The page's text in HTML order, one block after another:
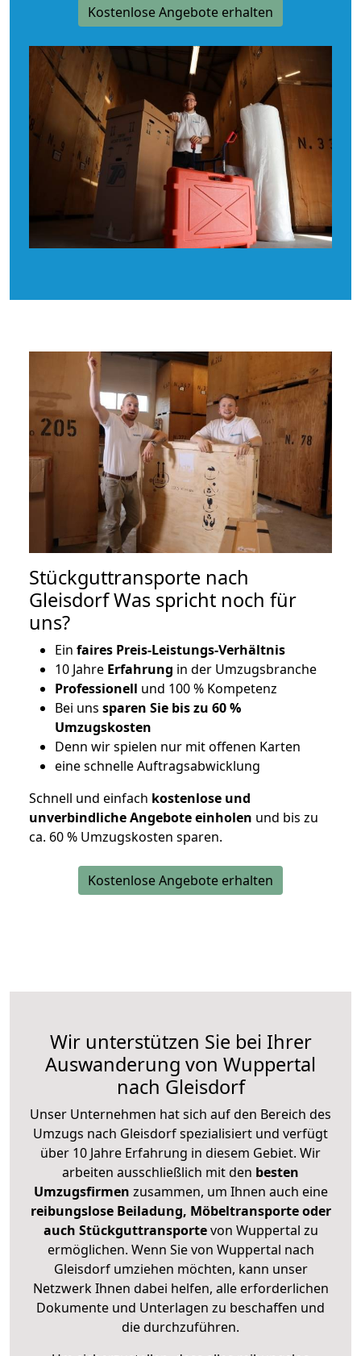
Kostenlose Angebote erhalten
Stückguttransporte nach
Gleisdorf Was spricht noch für
uns?
Ein faires Preis-Leistungs-Verhältnis
10 Jahre Erfahrung in der Umzugsbranche
Professionell und 100 % Kompetenz
Bei uns sparen Sie bis zu 60 %
Umzugskosten
Denn wir spielen nur mit offenen Karten
eine schnelle Auftragsabwicklung
Schnell und einfach kostenlose und
unverbindliche Angebote einholen und bis zu
ca. 60 % Umzugskosten sparen.
Kostenlose Angebote erhalten
Wir unterstützen Sie bei Ihrer
Auswanderung von Wuppertal
nach Gleisdorf
Unser Unternehmen hat sich auf den Bereich des
Umzugs nach Gleisdorf spezialisiert und verfügt
über 10 Jahre Erfahrung in diesem Gebiet. Wir
arbeiten ausschließlich mit den besten
Umzugsfirmen zusammen, um Ihnen auch eine
reibungslose Beiladung, Möbeltransporte oder
auch Stückguttransportevon Wuppertal zu
ermöglichen. Wenn Sie von Wuppertal nach
Gleisdorf umziehen möchten, kann unser
Netzwerk Ihnen dabei helfen, alle erforderlichen
Dokumente und Unterlagen zu beschaffen und
die durchzuführen.